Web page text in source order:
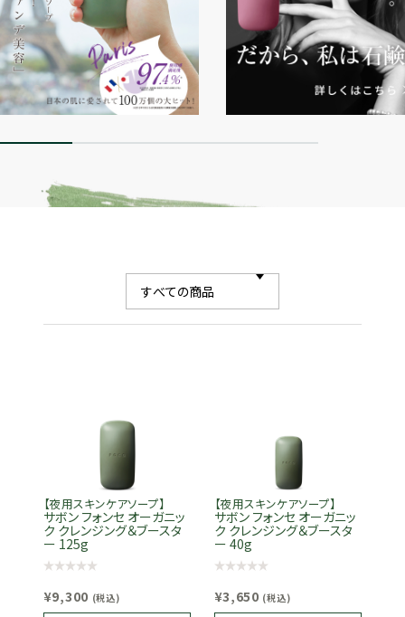
【夜用スキンケアソープ】
サボン フォンセ オーガニッ
ク クレンジング＆ブースタ
ー 125g
¥9,300 (税込)
【夜用スキンケアソープ】
サボン フォンセ オーガニッ
ク クレンジング＆ブースタ
ー 40g
¥3,650 (税込)